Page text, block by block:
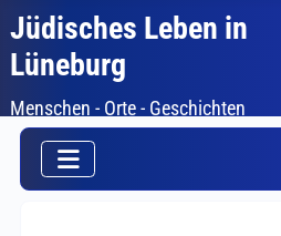
Jüdisches Leben in
Lüneburg
Menschen - Orte - Geschichten